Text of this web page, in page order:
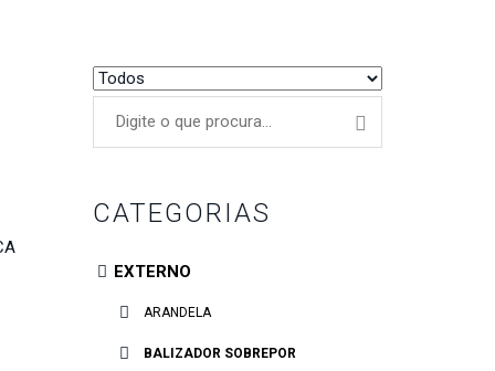
CATEGORIAS
EXTERNO
ARANDELA
BALIZADOR SOBREPOR